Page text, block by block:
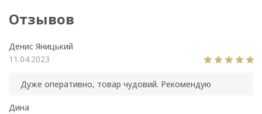
Отзывов
Денис Яницький
11.04.2023
Дуже оперативно, товар чудовий. Рекомендую
Дина